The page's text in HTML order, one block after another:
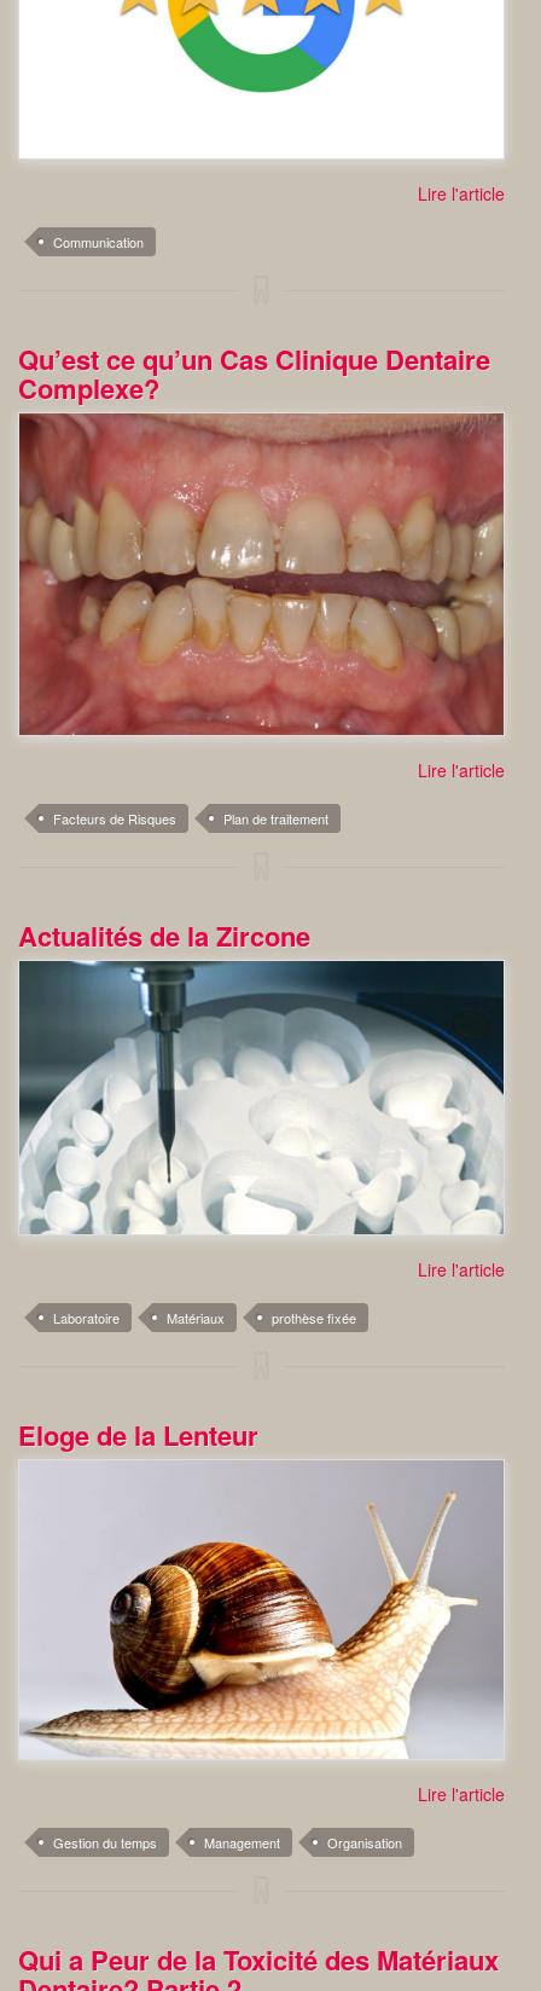
Lire l'article
Communication
Qu’est ce qu’un Cas Clinique Dentaire
Complexe?
Lire l'article
Facteurs de Risques Plan de traitement
Actualités de la Zircone
Lire l'article
Laboratoire Matériaux prothèse fixée
Eloge de la Lenteur
Lire l'article
Gestion du temps Management Organisation
Qui a Peur de la Toxicité des Matériaux